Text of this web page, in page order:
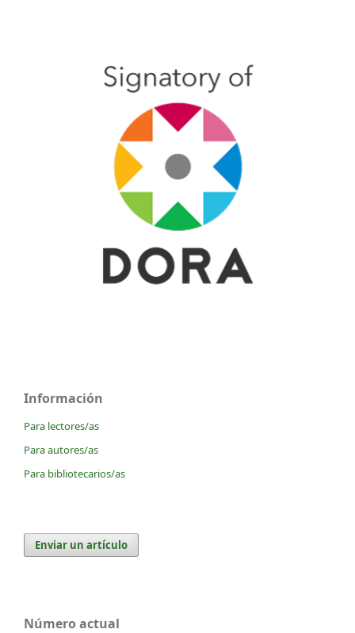
Información
Para lectores/as
Para autores/as
Para bibliotecarios/as
Enviar un artículo
Número actual